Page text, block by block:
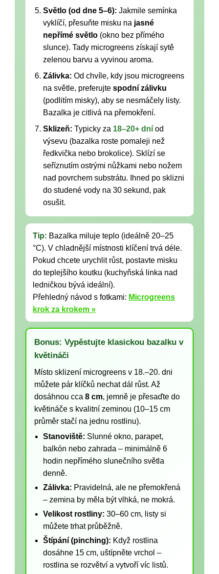
Světlo (od dne 5–6): Jakmile semínka
vyklíčí, přesuňte misku na jasné
nepřímé světlo (okno bez přímého
slunce). Tady microgreens získají sytě
zelenou barvu a vyvinou aroma.
Zálivka: Od chvíle, kdy jsou microgreens
na světle, preferujte spodní zálivku
(podlitím misky), aby se nesmáčely listy.
Bazalka je citlivá na přemokření.
Sklizeň: Typicky za 18–20+ dní od
výsevu (bazalka roste pomaleji než
ředkvička nebo brokolice). Sklízí se
seříznutím ostrými nůžkami nebo nožem
nad povrchem substrátu. Ihned po sklizni
do studené vody na 30 sekund, pak
osušit.
Tip: Bazalka miluje teplo (ideálně 20–25
°C). V chladnější místnosti klíčení trvá déle.
Pokud chcete urychlit růst, postavte misku
do teplejšího koutku (kuchyňská linka nad
ledničkou bývá ideální).
Přehledný návod s fotkami: Microgreens
krok za krokem »
Bonus: Vypěstujte klasickou bazalku v
květináči
Místo sklizení microgreens v 18.–20. dni
můžete pár klíčků nechat dál růst. Až
dosáhnou cca 8 cm, jemně je přesaďte do
květináče s kvalitní zeminou (10–15 cm
průměr stačí na jednu rostlinu).
Stanoviště: Slunné okno, parapet,
balkón nebo zahrada – minimálně 6
hodin nepřímého slunečního světla
denně.
Zálivka: Pravidelná, ale ne přemokřená
– zemina by měla být vlhká, ne mokrá.
Velikost rostliny: 30–60 cm, listy si
můžete trhat průběžně.
Štípání (pinching): Když rostlina
dosáhne 15 cm, uštípněte vrchol –
rostlina se rozvětví a vytvoří víc listů.